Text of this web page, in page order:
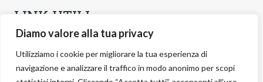
Diamo valore alla tua privacy
Utilizziamo i cookie per migliorare la tua esperienza di
navigazione e analizzare il traffico in modo anonimo per scopi
LINK UTILI
CONTATTI
INFORMATIVA SULLA PRIVACY
POLITICA DEI COOKIE
GESTIONE COOKIE